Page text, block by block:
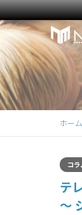
Primary
Menu
S
i
p
t
o
c
ホーム
コラ
テ
～